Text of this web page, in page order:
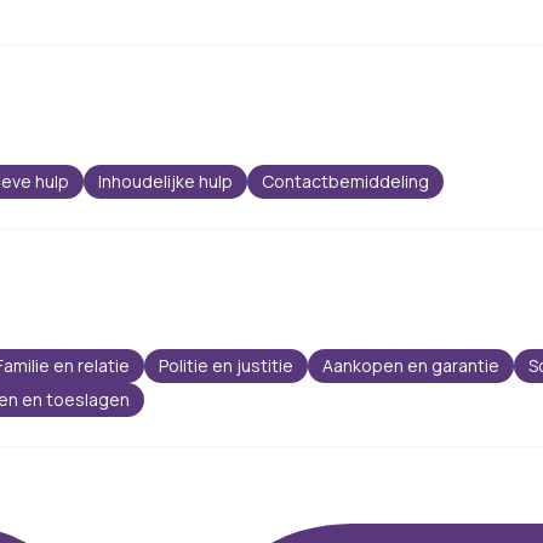
hulp Inhoudelijke hulp Contactbemiddeling
en relatie Politie en justitie Aankopen en garantie
en toeslagen